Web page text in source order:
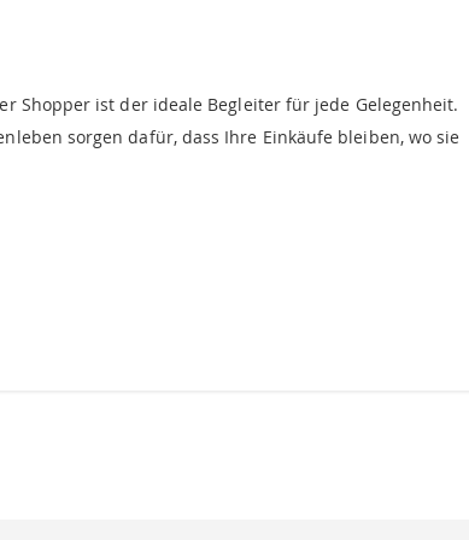
Shopper ist der ideale Begleiter für jede Gelegenheit.
sorgen dafür, dass Ihre Einkäufe bleiben, wo sie